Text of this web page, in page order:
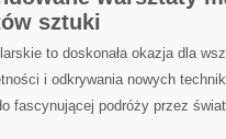
sztuki
‍to doskonała okazja ‌dla
i ​odkrywania​ nowych
fascynującej podróży⁢ przez